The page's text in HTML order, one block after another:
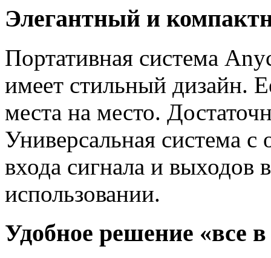
Элегантный и
Портативная система
имеет стильный дизайн.
места на место.
Универсальная система
входа сигнала и выходов
использовании.
Удобное решение «все